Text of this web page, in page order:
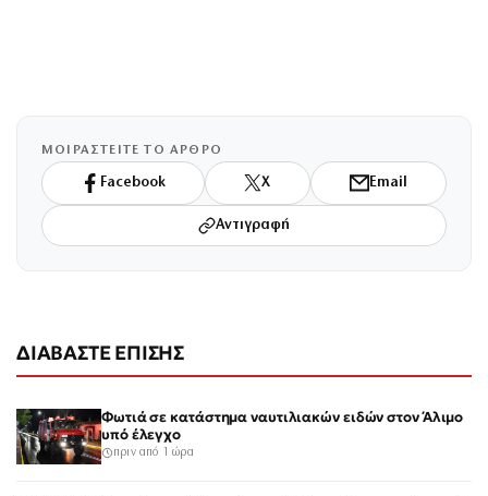
ΜΟΙΡΑΣΤΕΙΤΕ ΤΟ ΑΡΘΡΟ
Facebook X Email
Αντιγραφή
ΔΙΑΒΑΣΤΕ ΕΠΙΣΗΣ
Φωτιά σε κατάστημα ναυτιλιακών ειδών στον Άλιμο
υπό έλεγχο
πριν από 1 ώρα